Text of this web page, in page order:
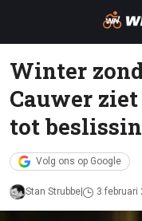
Winter
Cauwer
tot
Volg ons op Google
Stan Strubbe 3 februari